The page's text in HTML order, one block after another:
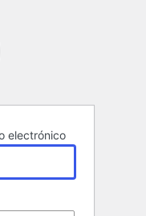
electrónico